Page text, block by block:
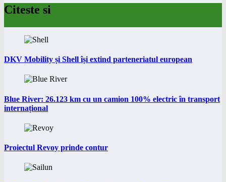
Citeste si
DKV Mobility și Shell își extind parteneriatul european
Blue River: 26.123 km cu un camion 100% electric în transport
internațional
Proiectul Revoy prinde contur